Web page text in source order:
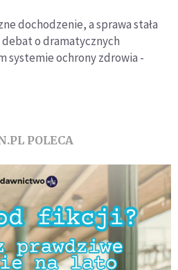
dochodzenie, a sprawa stała
o dramatycznych
systemie ochrony zdrowia -
POLECA